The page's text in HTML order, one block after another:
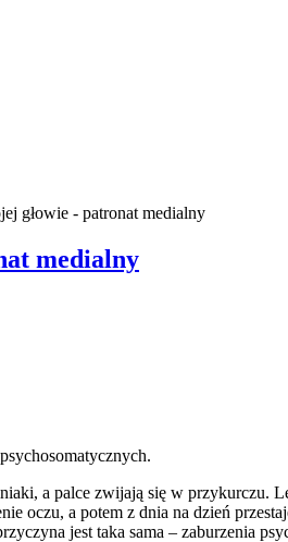
głowie - patronat medialny
medialny
a palce zwijają się w
oczu, a potem z dnia na dzień
jest taka sama – zaburzenia